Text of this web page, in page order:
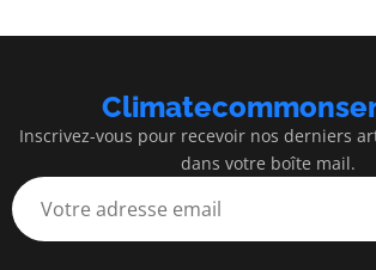
Inscrivez-vous pour recevoir nos derniers
dans votre boîte mail.